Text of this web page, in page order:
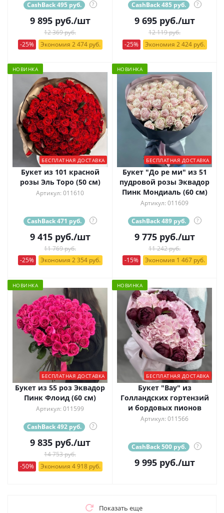
CashBack 495 руб. ?
9 895руб./шт
12 369 руб.
-25%
Экономия 2 474 руб.
CashBack 485 руб. ?
9 695руб./шт
12 119 руб.
-25%
Экономия 2 424 руб.
НОВИНКА
БЕСПЛАТНАЯ ДОСТАВКА
Букет из 101 красной
розы Эль Торо (50 см)
Артикул: 011610
CashBack 471 руб. ?
9 415руб./шт
11 769 руб.
-25%
Экономия 2 354 руб.
НОВИНКА
БЕСПЛАТНАЯ ДОСТАВКА
Букет "До ре ми" из 51
пудровой розы Эквадор
Пинк Мондиаль (60 см)
Артикул: 011609
CashBack 489 руб. ?
9 775руб./шт
11 242 руб.
-15%
Экономия 1 467 руб.
НОВИНКА
БЕСПЛАТНАЯ ДОСТАВКА
Букет из 55 роз Эквадор
Пинк Флоид (60 см)
Артикул: 011599
CashBack 492 руб. ?
9 835руб./шт
14 753 руб.
-50%
Экономия 4 918 руб.
НОВИНКА
БЕСПЛАТНАЯ ДОСТАВКА
Букет "Вау" из
Голландских гортензий
и бордовых пионов
Артикул: 011566
CashBack 500 руб. ?
9 995руб./шт
Показать еще